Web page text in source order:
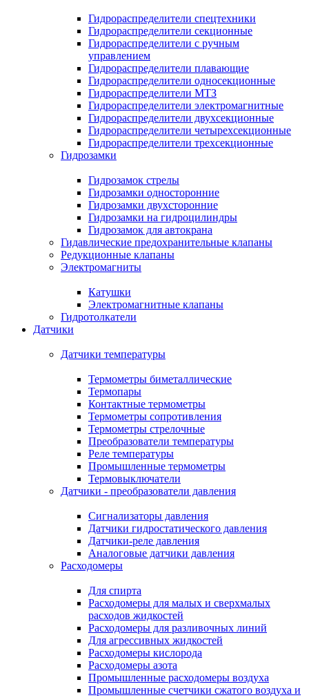
Гидрораспределители спецтехники
Гидрораспределители секционные
Гидрораспределители с ручным
управлением
Гидрораспределители плавающие
Гидрораспределители односекционные
Гидрораспределители МТЗ
Гидрораспределители электромагнитные
Гидрораспределители двухсекционные
Гидрораспределители четырехсекционные
Гидрораспределители трехсекционные
Гидрозамки
Гидрозамок стрелы
Гидрозамки односторонние
Гидрозамки двухсторонние
Гидрозамки на гидроцилиндры
Гидрозамок для автокрана
Гидавлические предохранительные клапаны
Редукционные клапаны
Электромагниты
Катушки
Электромагнитные клапаны
Гидротолкатели
Датчики
Датчики температуры
Термометры биметаллические
Термопары
Контактные термометры
Термометры сопротивления
Термометры стрелочные
Преобразователи температуры
Реле температуры
Промышленные термометры
Термовыключатели
Датчики - преобразователи давления
Сигнализаторы давления
Датчики гидростатического давления
Датчики-реле давления
Аналоговые датчики давления
Расходомеры
Для спирта
Расходомеры для малых и сверхмалых
расходов жидкостей
Расходомеры для разливочных линий
Для агрессивных жидкостей
Расходомеры кислорода
Расходомеры азота
Промышленные расходомеры воздуха
Промышленные счетчики сжатого воздуха и